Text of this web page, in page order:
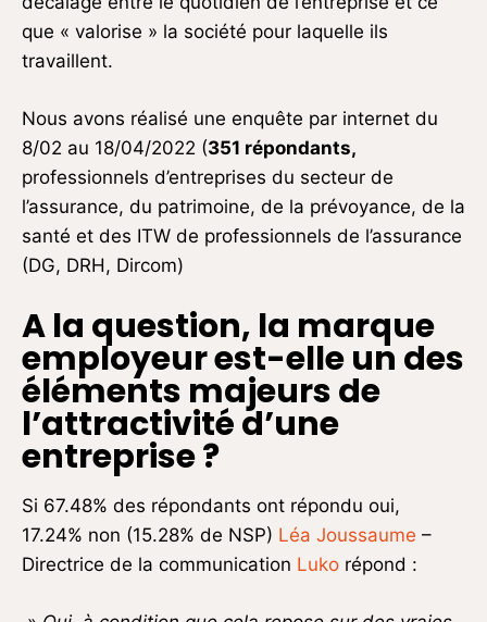
que « valorise » la société pour laquelle ils
travaillent.
Nous avons réalisé une enquête par internet du
8/02 au 18/04/2022 (351 répondants,
professionnels d’entreprises du secteur de
l’assurance, du patrimoine, de la prévoyance, de la
santé et des ITW de professionnels de l’assurance
(DG, DRH, Dircom)
A la question, la marque
employeur est-elle un des
éléments majeurs de
l’attractivité d’une
entreprise ?
Si 67.48% des répondants ont répondu oui,
17.24% non (15.28% de NSP) Léa Joussaume –
Directrice de la communication Luko répond :